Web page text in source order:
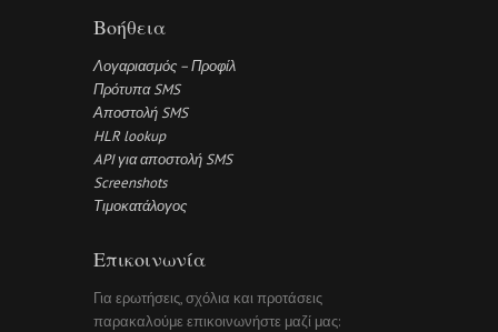
Βοήθεια
Λογαριασμός – Προφίλ
Πρότυπα SMS
Αποστολή SMS
HLR lookup
API για αποστολή SMS
Screenshots
Τιμοκατάλογος
Επικοινωνία
Για ερωτήσεις, σχόλια και προτάσεις
παρακαλούμε επικοινωνήστε μαζί μας: